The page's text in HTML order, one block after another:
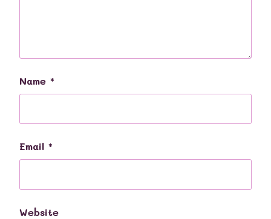
Name *
Email *
Website